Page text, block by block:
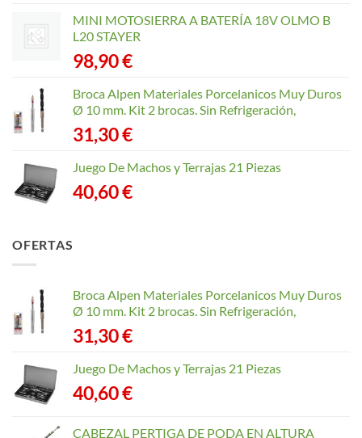
MINI MOTOSIERRA A BATERÍA 18V OLMO B
L20 STAYER
98,90€
Broca Alpen Materiales Porcelanicos Muy Duros
Ø 10 mm. Kit 2 brocas. Sin Refrigeración,
31,30€
Juego De Machos y Terrajas 21 Piezas
40,60€
OFERTAS
Broca Alpen Materiales Porcelanicos Muy Duros
Ø 10 mm. Kit 2 brocas. Sin Refrigeración,
31,30€
Juego De Machos y Terrajas 21 Piezas
40,60€
CABEZAL PERTIGA DE PODA EN ALTURA